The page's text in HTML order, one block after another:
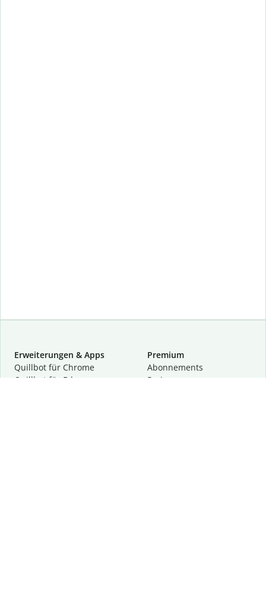
Erweiterungen & Apps
Quillbot für Chrome
Quillbot für Edge
Premium
Abon­ne­ments
Preise